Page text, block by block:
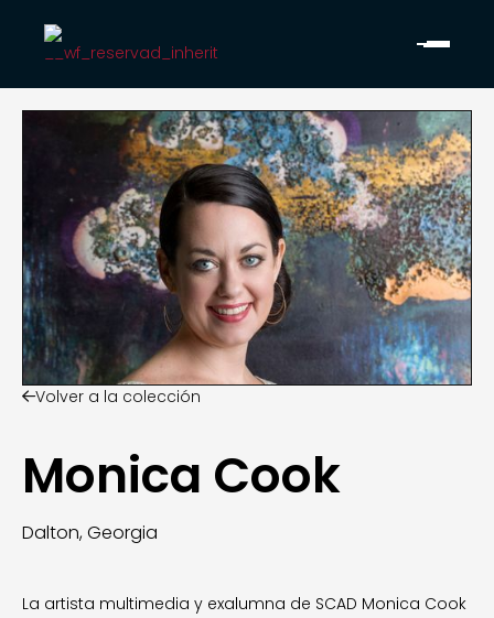
Volver a la colección
Monica Cook
Dalton, Georgia
La artista multimedia y exalumna de SCAD Monica Cook